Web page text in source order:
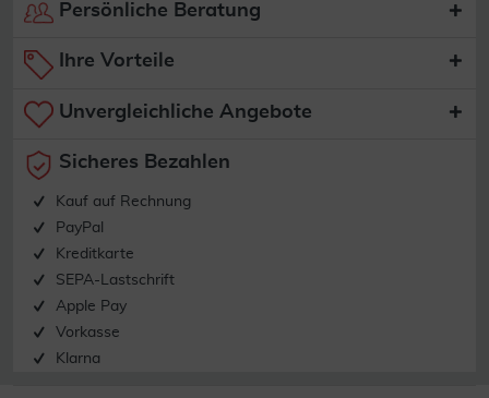
Persönliche Beratung
Ihre Vorteile
Unvergleichliche Angebote
Sicheres Bezahlen
Kauf auf Rechnung
PayPal
Kreditkarte
SEPA-Lastschrift
Apple Pay
Vorkasse
Klarna